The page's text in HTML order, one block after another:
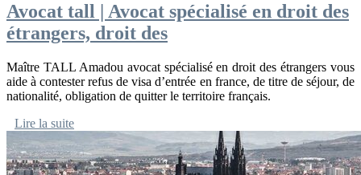
Avocat tall | Avocat spécialisé en droit des
étrangers, droit des
Maître TALL Amadou avocat spécialisé en droit des étrangers vous
aide à contester refus de visa d’entrée en france, de titre de séjour, de
nationalité, obligation de quitter le territoire français.
Lire la suite